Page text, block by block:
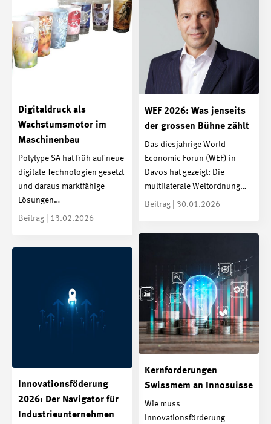
Digitaldruck als
Wachstumsmotor im
Maschinenbau
Polytype SA hat früh auf neue
digitale Technologien gesetzt
und daraus marktfähige
Lösungen…
Beitrag | 13.02.2026
WEF 2026: Was jenseits
der grossen Bühne zählt
Das diesjährige World
Economic Forun (WEF) in
Davos hat gezeigt: Die
multilaterale Weltordnung…
Beitrag | 30.01.2026
Kernforderungen
Swissmem an Innosuisse
Wie muss
Innovationsförderung
Innovationsföderung
2026: Der Navigator für
Industrieunternehmen